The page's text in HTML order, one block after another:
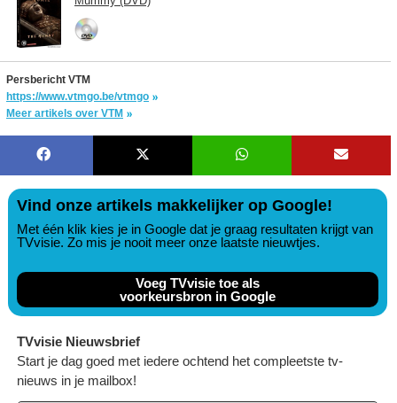
Persbericht VTM
https://www.vtmgo.be/vtmgo
Meer artikels over VTM
Vind onze artikels makkelijker op Google!
Met één klik kies je in Google dat je graag resultaten krijgt van
TVvisie. Zo mis je nooit meer onze laatste nieuwtjes.
Voeg TVvisie toe als
voorkeursbron in Google
TVvisie Nieuwsbrief
Start je dag goed met iedere ochtend het compleetste tv-
nieuws in je mailbox!